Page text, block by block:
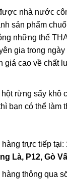
nhà nước
sản phẩm
những thế
gia trong
giá cao về chất
rừng sấy khô
bạn có thể làm
hàng trực tiếp tại:
Là, P12, Gò
hàng thông qua